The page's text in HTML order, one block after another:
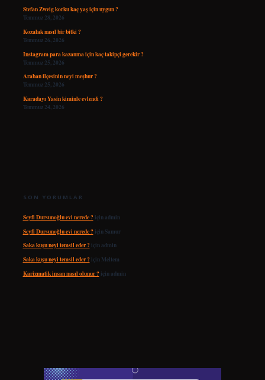
Stefan Zweig korku kaç yaş için uygun ?
Temmuz 28, 2026
Kozalak nasıl bir bitki ?
Temmuz 26, 2026
Instagram para kazanma için kaç takipçi gerekir ?
Temmuz 25, 2026
Araban ilçesinin neyi meşhur ?
Temmuz 25, 2026
Karadayı Yasin kiminle evlendi ?
Temmuz 24, 2026
SON YORUMLAR
Seyfi Dursunoğlu evi nerede ?içinadmin
Seyfi Dursunoğlu evi nerede ?içinSamur
Saka kuşu neyi temsil eder ?içinadmin
Saka kuşu neyi temsil eder ?için Meltem
Karizmatik insan nasıl olunur ?içinadmin